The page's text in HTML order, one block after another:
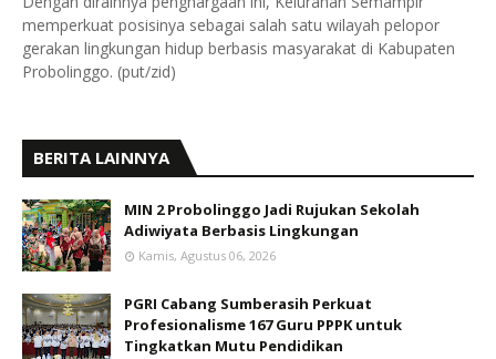
memperkuat posisinya sebagai salah satu wilayah pelopor
gerakan lingkungan hidup berbasis masyarakat di Kabupaten
Probolinggo. (put/zid)
BERITA LAINNYA
MIN 2 Probolinggo Jadi Rujukan Sekolah
Adiwiyata Berbasis Lingkungan
Kamis, Agustus 06, 2026
PGRI Cabang Sumberasih Perkuat
Profesionalisme 167 Guru PPPK untuk
Tingkatkan Mutu Pendidikan